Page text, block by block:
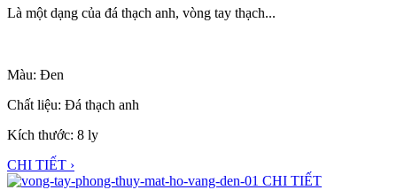
Là một dạng của đá thạch anh, vòng tay thạch...
Màu: Đen
Chất liệu: Đá thạch anh
Kích thước: 8 ly
CHI TIẾT ›
CHI TIẾT